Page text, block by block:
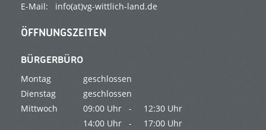
E-Mail: info(at)vg-wittlich-land.de
ÖFFNUNGSZEITEN
BÜRGERBÜRO
Montag
geschlossen
Dienstag
geschlossen
Mittwoch
09:00 Uhr - 12:30 Uhr
14:00 Uhr -
17:00 Uhr